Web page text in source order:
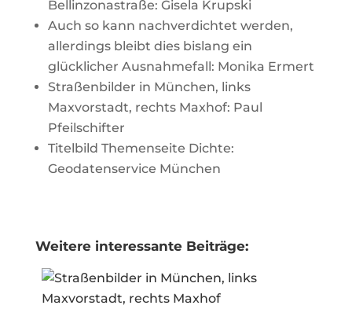
Bellinzonastraße: Gisela Krupski
Auch so kann nachverdichtet werden,
allerdings bleibt dies bislang ein
glücklicher Ausnahmefall: Monika Ermert
Straßenbilder in München, links
Maxvorstadt, rechts Maxhof: Paul
Pfeilschifter
Titelbild Themenseite Dichte:
Geodatenservice München
Weitere interessante Beiträge: